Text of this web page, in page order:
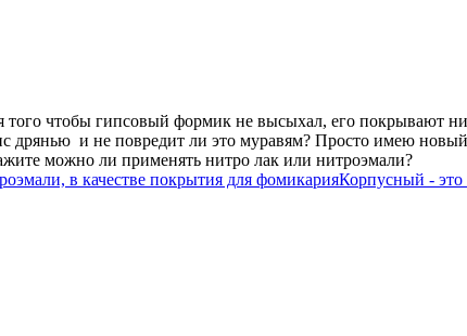
того чтобы гипсовый формик не высыхал, его покрывают
дрянью и не повредит ли это муравям? Просто имею
можно ли применять нитро лак или нитроэмали?
в качестве покрытия для фомикарияКорпусный - это